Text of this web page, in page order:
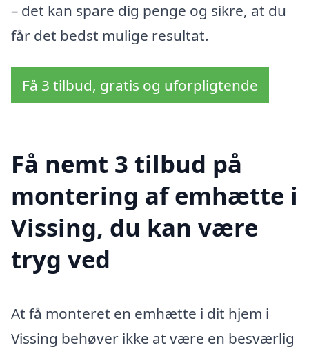
– det kan spare dig penge og sikre, at du
får det bedst mulige resultat.
Få 3 tilbud, gratis og uforpligtende
Få nemt 3 tilbud på
montering af emhætte i
Vissing, du kan være
tryg ved
At få monteret en emhætte i dit hjem i
Vissing behøver ikke at være en besværlig